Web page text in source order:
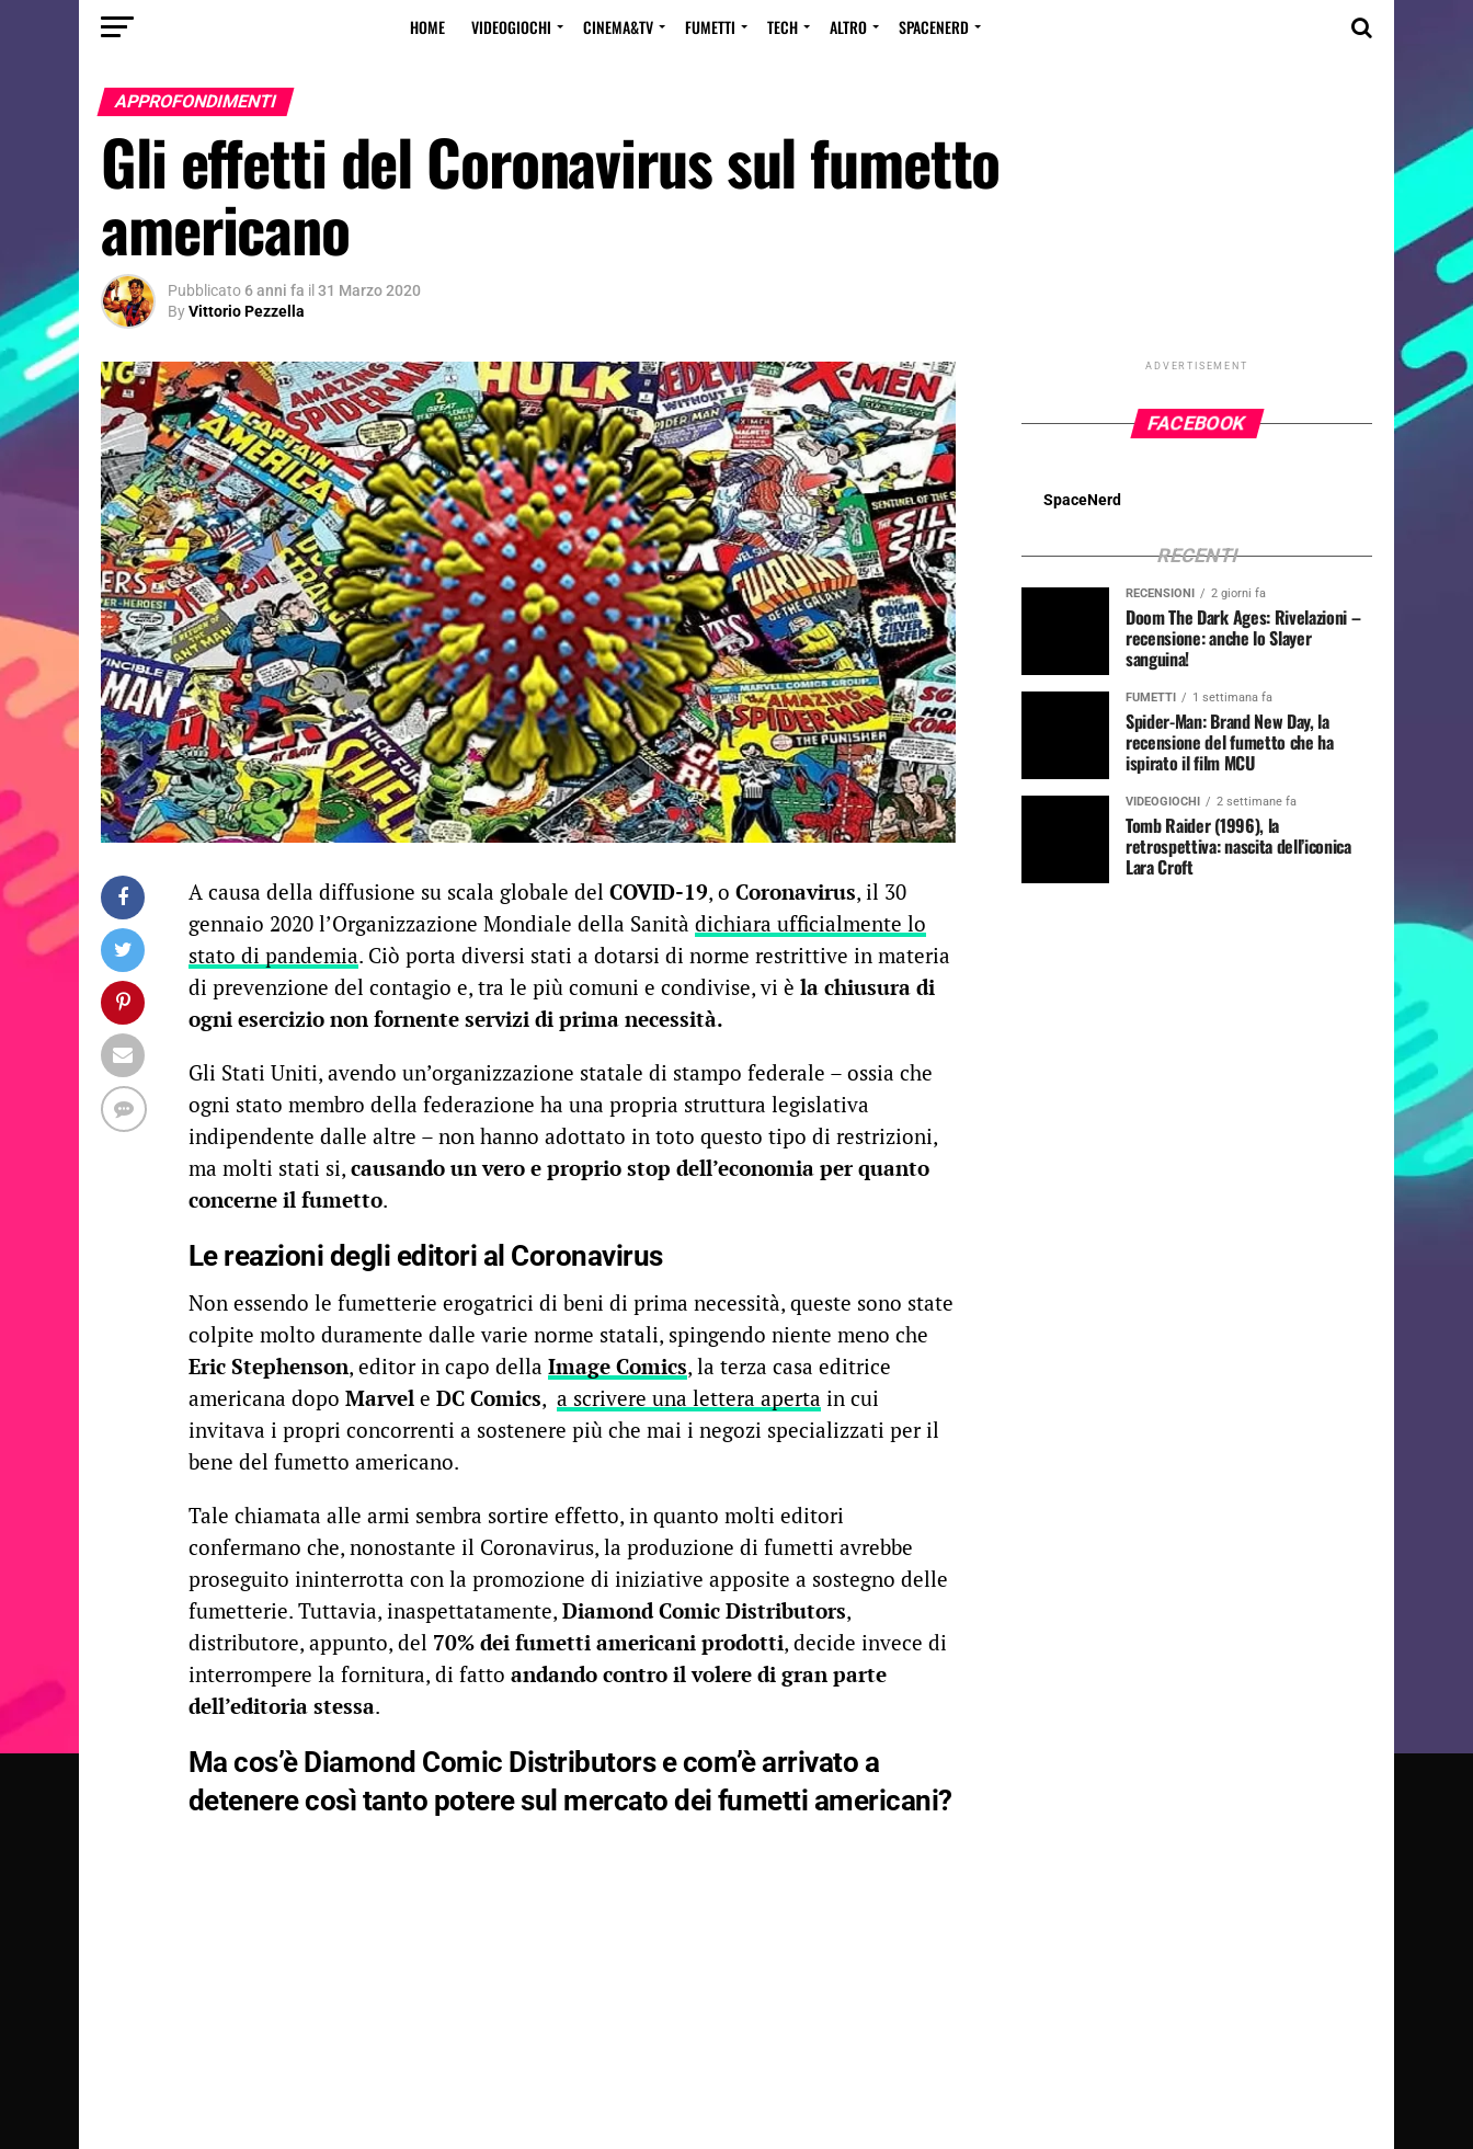
HOME VIDEOGIOCHI CINEMA&TV FUMETTI TECH ALTRO SPACENERD
APPROFONDIMENTI
Gli effetti del Coronavirus sul fumetto
americano
Pubblicato 6 anni fa il 31 Marzo 2020
ByVittorio Pezzella
A causa della diffusione su scala globale del COVID-19, o Coronavirus, il 30
gennaio 2020 l’Organizzazione Mondiale della Sanità dichiara ufficialmente lo
stato di pandemia. Ciò porta diversi stati a dotarsi di norme restrittive in materia
di prevenzione del contagio e, tra le più comuni e condivise, vi è la chiusura di
ogni esercizio non fornente servizi di prima necessità.
Gli Stati Uniti, avendo un’organizzazione statale di stampo federale – ossia che
ogni stato membro della federazione ha una propria struttura legislativa
indipendente dalle altre – non hanno adottato in toto questo tipo di restrizioni,
ma molti stati si, causando un vero e proprio stop dell’economia per quanto
concerne il fumetto.
Le reazioni degli editori al Coronavirus
Non essendo le fumetterie erogatrici di beni di prima necessità, queste sono state
colpite molto duramente dalle varie norme statali, spingendo niente meno che
Eric Stephenson, editor in capo della Image Comics, la terza casa editrice
americana dopo Marvel e DC Comics, a scrivere una lettera aperta in cui
invitava i propri concorrenti a sostenere più che mai i negozi specializzati per il
bene del fumetto americano.
Tale chiamata alle armi sembra sortire effetto, in quanto molti editori
confermano che, nonostante il Coronavirus, la produzione di fumetti avrebbe
proseguito ininterrotta con la promozione di iniziative apposite a sostegno delle
fumetterie. Tuttavia, inaspettatamente, Diamond Comic Distributors,
distributore, appunto, del 70% dei fumetti americani prodotti, decide invece di
interrompere la fornitura, di fatto andando contro il volere di gran parte
dell’editoria stessa.
Ma cos’è Diamond Comic Distributors e com’è arrivato a
detenere così tanto potere sul mercato dei fumetti americani?
ADVERTISEMENT
FACEBOOK
SpaceNerd
RECENTI
RECENSIONI 2 giorni fa
Doom The Dark Ages: Rivelazioni –
recensione: anche lo Slayer
sanguina!
FUMETTI 1 settimana fa
Spider-Man: Brand New Day, la
recensione del fumetto che ha
ispirato il film MCU
VIDEOGIOCHI 2 settimane fa
Tomb Raider (1996), la
retrospettiva: nascita dell’iconica
Lara Croft